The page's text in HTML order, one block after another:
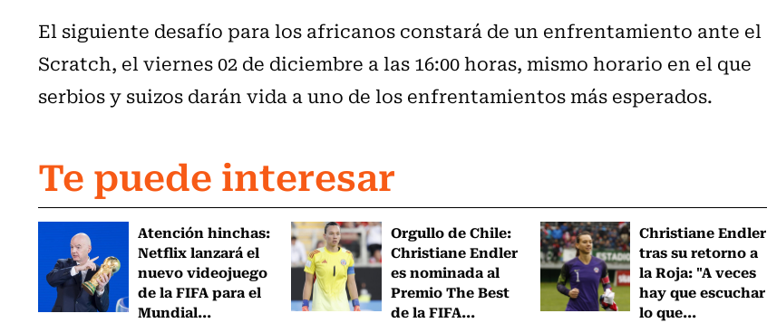
El siguiente desafío para los africanos constará de un enfrentamiento ante el
Scratch, el viernes 02 de diciembre a las 16:00 horas, mismo horario en el que
serbios y suizos darán vida a uno de los enfrentamientos más esperados.
Te puede interesar
Atención hinchas:
Netflix lanzará el
nuevo videojuego
de la FIFA para el
Mundial...
Orgullo de Chile:
Christiane Endler
es nominada al
Premio The Best
de la FIFA...
Christiane Endler
tras su retorno a
la Roja: "A veces
hay que escuchar
lo que...